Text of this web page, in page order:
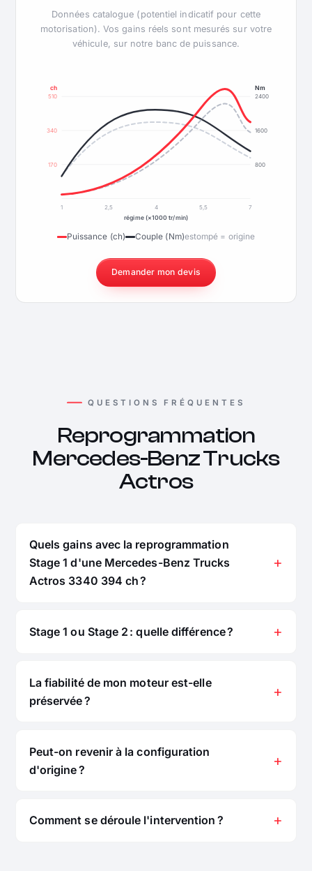
Données catalogue (potentiel indicatif pour cette
motorisation). Vos gains réels sont mesurés sur votre
véhicule, sur notre banc de puissance.
170
340
510
800
1600
2400
ch Nm
1 2,5 4 5,5
7
régime (×1000 tr/min)
Puissance (ch) Couple (Nm)estompé = origine
Demander mon devis
QUESTIONS FRÉQUENTES
Reprogrammation
Mercedes-Benz Trucks
Actros
Quels gains avec la reprogrammation
Stage 1 d'une Mercedes-Benz Trucks
Actros 3340 394 ch ?
Stage 1 ou Stage 2 : quelle différence ?
La fiabilité de mon moteur est-elle
préservée ?
Peut-on revenir à la configuration
d'origine ?
Comment se déroule l'intervention ?